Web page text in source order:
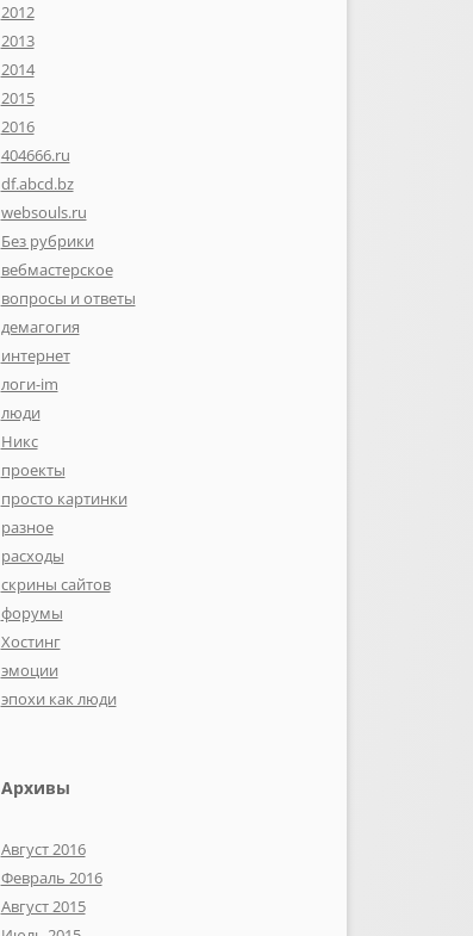
2012
2013
2014
2015
2016
404666.ru
df.abcd.bz
websouls.ru
Без рубрики
вебмастерское
вопросы и ответы
демагогия
интернет
логи-im
люди
Никс
проекты
просто картинки
разное
расходы
скрины сайтов
форумы
Хостинг
эмоции
эпохи как люди
Архивы
Август 2016
Февраль 2016
Август 2015